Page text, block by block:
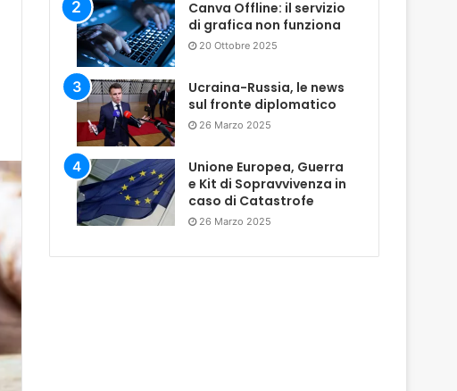
Canva Offline: il servizio
di grafica non funziona
20 Ottobre 2025
Ucraina-Russia, le news
sul fronte diplomatico
26 Marzo 2025
Unione Europea, Guerra
e Kit di Sopravvivenza in
caso di Catastrofe
26 Marzo 2025